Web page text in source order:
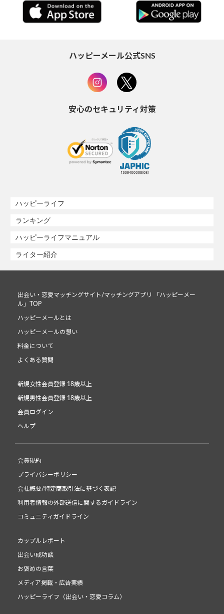
ハッピーメール公式SNS
安心のセキュリティ対策
ハッピーライフ
ランキング
ハッピーライフマニュアル
ライター紹介
出会い・恋愛マッチングサイト/マッチングアプリ 「ハッピーメー
ル」TOP
ハッピーメールとは
ハッピーメールの想い
料金について
よくある質問
新規女性会員登録 18歳以上
新規男性会員登録 18歳以上
会員ログイン
ヘルプ
会員規約
プライバシーポリシー
会社概要/特定商取引法に基づく表記
利用者情報の外部送信に関するガイドライン
コミュニティガイドライン
カップルレポート
出会い成功談
お褒めの言葉
メディア掲載・広告実績
ハッピーライフ（出会い・恋愛コラム）